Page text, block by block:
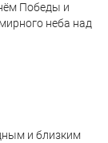
Победы и
неба над
и близким